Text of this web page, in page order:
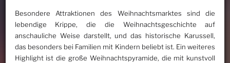
Besondere Attraktionen des Weihnachtsmarktes sind die
lebendige Krippe, die die Weihnachtsgeschichte auf
anschauliche Weise darstellt, und das historische Karussell,
das besonders bei Familien mit Kindern beliebt ist. Ein weiteres
Highlight ist die große Weihnachtspyramide, die mit kunstvoll